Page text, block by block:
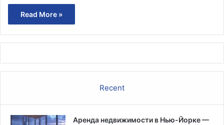
Read More »
Recent
Аренда недвижимости в Нью-Йорке —